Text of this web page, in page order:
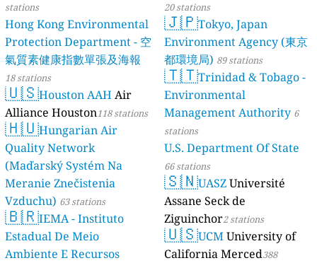
stations
Hong Kong Environmental
Protection Department - 空
氣質素健康指數單張及海報
18 stations
🇺🇸Houston AAH Air
Alliance Houston118 stations
🇭🇺Hungarian Air
Quality Network
(Maďarský Systém Na
Meranie Znečistenia
Vzduchu) 63 stations
🇧🇷IEMA - Instituto
Estadual De Meio
Ambiente E Recursos
20 stations
🇯🇵Tokyo, Japan
Environment Agency (東京
都環境局) 89 stations
🇹🇹Trinidad & Tobago -
Environmental
Management Authority 6
stations
U.S. Department Of State
66 stations
🇸🇳UASZUniversité
Assane Seck de
Ziguinchor2 stations
🇺🇸UCMUniversity of
California Merced388